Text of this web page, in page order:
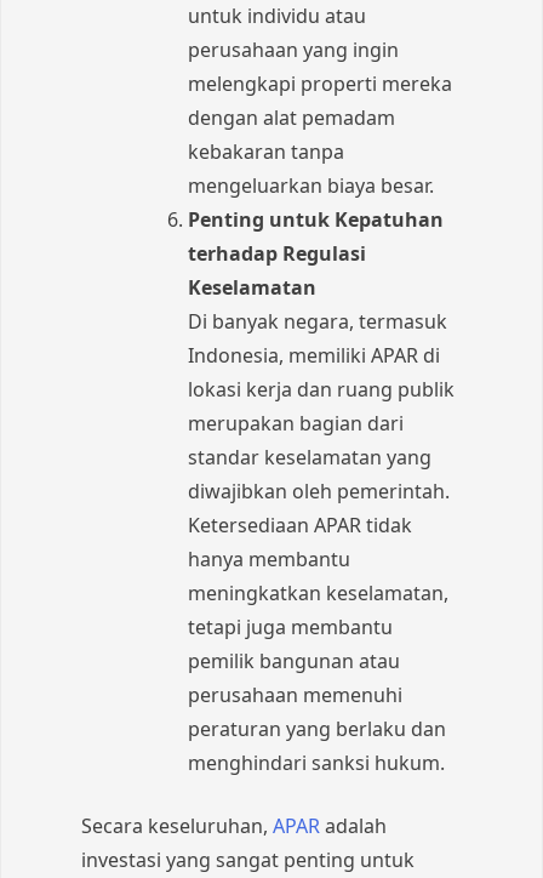
untuk individu atau
perusahaan yang ingin
melengkapi properti mereka
dengan alat pemadam
kebakaran tanpa
mengeluarkan biaya besar.
Penting untuk Kepatuhan
terhadap Regulasi
Keselamatan
Di banyak negara, termasuk
Indonesia, memiliki APAR di
lokasi kerja dan ruang publik
merupakan bagian dari
standar keselamatan yang
diwajibkan oleh pemerintah.
Ketersediaan APAR tidak
hanya membantu
meningkatkan keselamatan,
tetapi juga membantu
pemilik bangunan atau
perusahaan memenuhi
peraturan yang berlaku dan
menghindari sanksi hukum.
Secara keseluruhan, APARadalah
investasi yang sangat penting untuk